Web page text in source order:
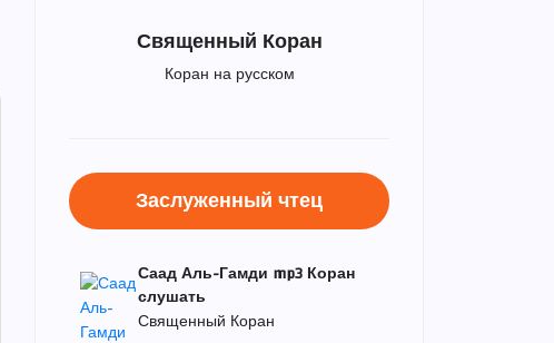
Священный Коран
Коран на русском
Заслуженный чтец
Саад Аль-Гамди mp3 Коран
слушать
Священный Коран